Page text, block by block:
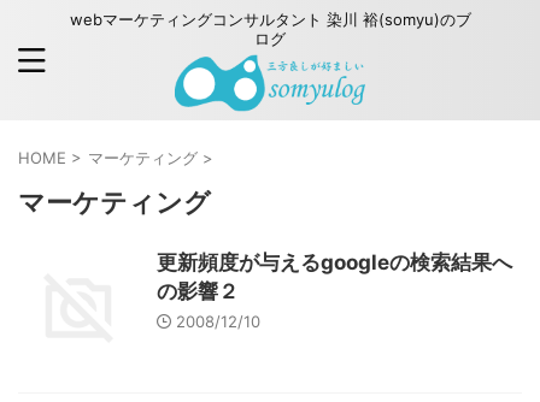
webマーケティングコンサルタント 染川 裕(somyu)のブ
ログ
HOME > マーケティング >
マーケティング
更新頻度が与えるgoogleの検索結果へ
の影響２
2008/12/10